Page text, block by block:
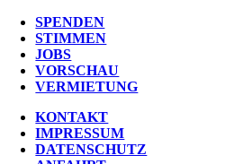
SPENDEN
STIMMEN
JOBS
VORSCHAU
VERMIETUNG
KONTAKT
IMPRESSUM
DATENSCHUTZ